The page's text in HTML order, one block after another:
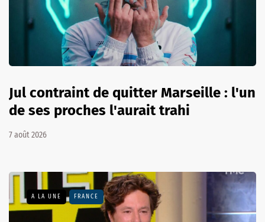
Jul contraint de quitter Marseille : l'un
de ses proches l'aurait trahi
7 août 2026
A LA UNE FRANCE